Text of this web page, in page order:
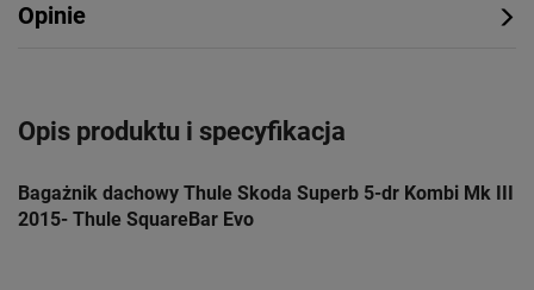
Opinie
Opis produktu i specyfikacja
Bagażnik dachowy Thule Skoda Superb 5-dr Kombi Mk III
2015- Thule SquareBar Evo